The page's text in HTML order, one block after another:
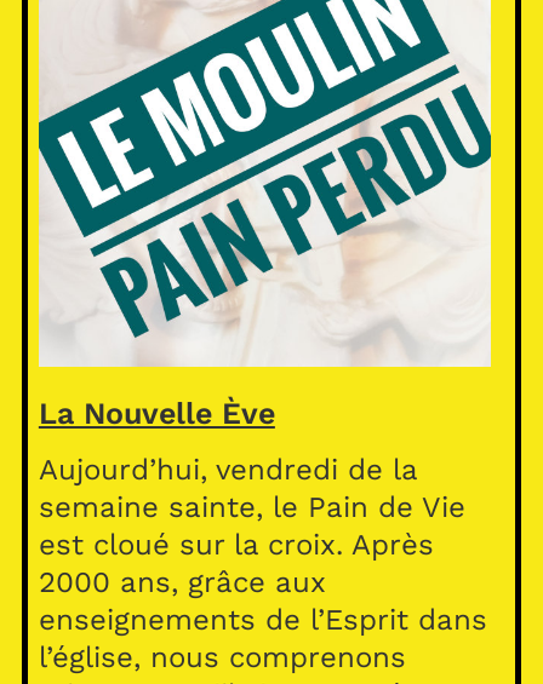
La Nouvelle Ève
Aujourd’hui, vendredi de la
semaine sainte, le Pain de Vie
est cloué sur la croix. Après
2000 ans, grâce aux
enseignements de l’Esprit dans
l’église, nous comprenons